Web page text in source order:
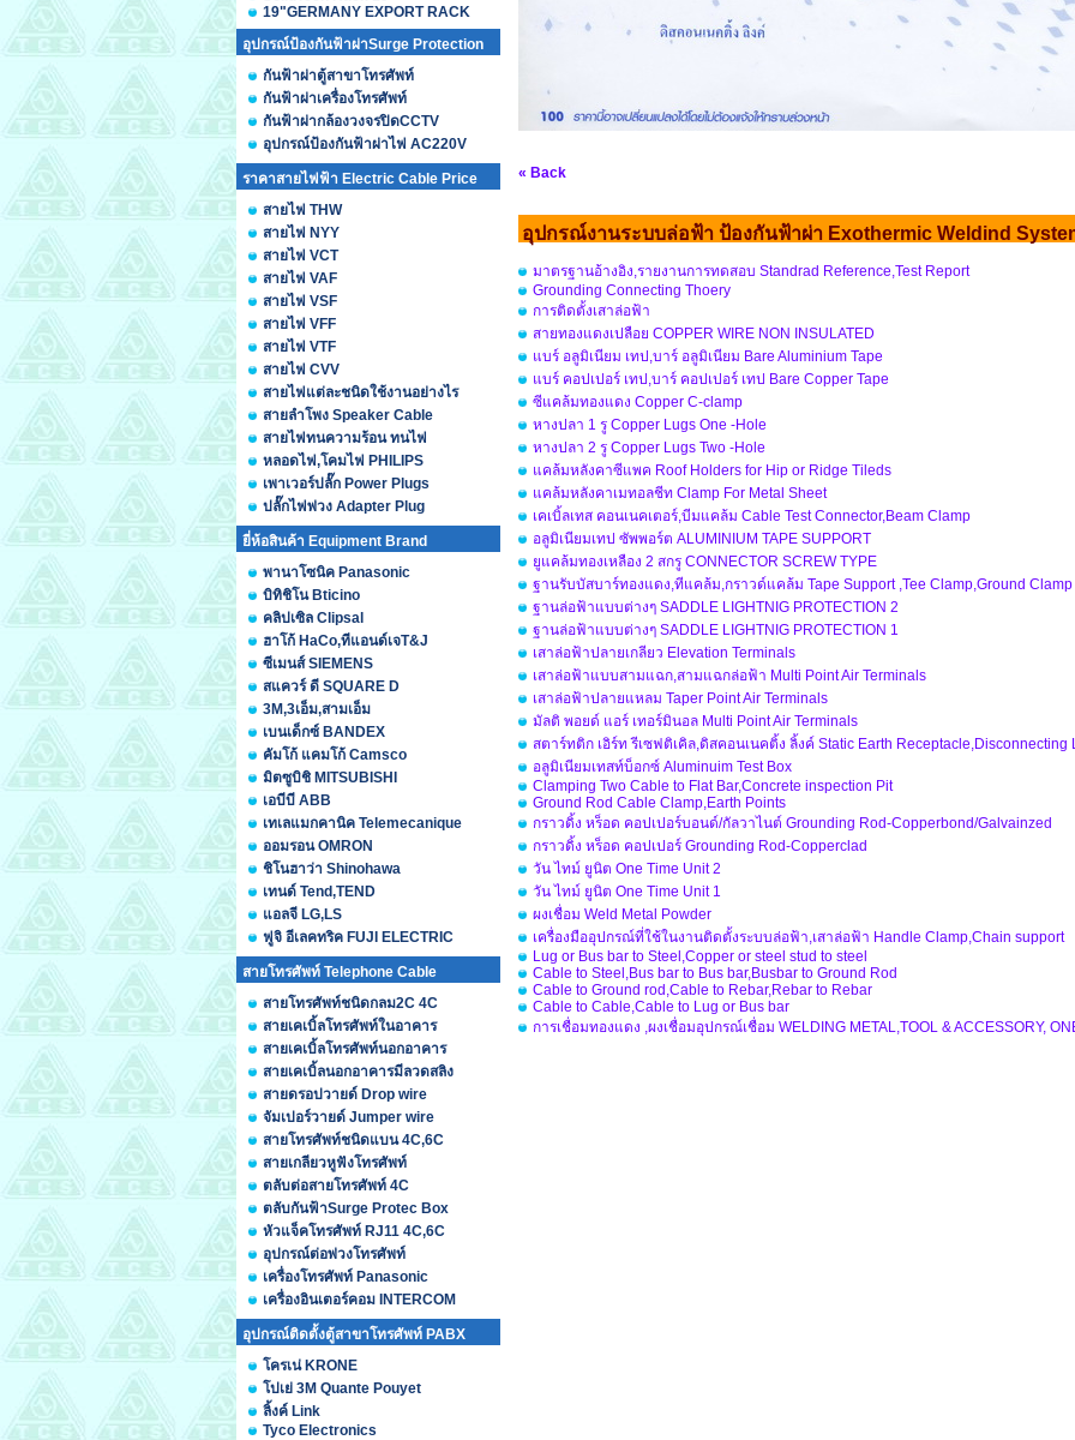
19"GERMANY EXPORT RACK
อุปกรณ์ป้องกันฟ้าผ่าSurge Protection
กันฟ้าผ่าตู้สาขาโทรศัพท์
กันฟ้าผ่าเครื่องโทรศัพท์
กันฟ้าผ่ากล้องวงจรปิดCCTV
อุปกรณ์ป้องกันฟ้าผ่าไฟ AC220V
ราคาสายไฟฟ้า Electric Cable Price
สายไฟ THW
สายไฟ NYY
สายไฟ VCT
สายไฟ VAF
สายไฟ VSF
สายไฟ VFF
สายไฟ VTF
สายไฟ CVV
สายไฟแต่ละชนิดใช้งานอย่างไร
สายลำโพง Speaker Cable
สายไฟทนความร้อน ทนไฟ
หลอดไฟ,โคมไฟ PHILIPS
เพาเวอร์ปลั๊ก Power Plugs
ปลั๊กไฟพ่วง Adapter Plug
ยี่ห้อสินค้า Equipment Brand
พานาโซนิค Panasonic
บิทิชิโน Bticino
คลิปเซิล Clipsal
ฮาโก้ HaCo,ทีแอนด์เจT&J
ซีเมนส์ SIEMENS
สแควร์ ดี SQUARE D
3M,3เอ็ม,สามเอ็ม
เบนเด็กซ์ BANDEX
คัมโก้ แคมโก้ Camsco
มิตซูบิชิ MITSUBISHI
เอบีบี ABB
เทเลแมกคานิค Telemecanique
ออมรอน OMRON
ชิโนฮาว่า Shinohawa
เทนด์ Tend,TEND
แอลจี LG,LS
ฟูจิ อีเลคทริค FUJI ELECTRIC
สายโทรศัพท์ Telephone Cable
สายโทรศัพท์ชนิดกลม2C 4C
สายเคเบิ้ลโทรศัพท์ในอาคาร
สายเคเบิ้ลโทรศัพท์นอกอาคาร
สายเคเบิ้ลนอกอาคารมีลวดสลิง
สายดรอปวายด์ Drop wire
จัมเปอร์วายด์ Jumper wire
สายโทรศัพท์ชนิดแบน 4C,6C
สายเกลียวหูฟังโทรศัพท์
ตลับต่อสายโทรศัพท์ 4C
ตลับกันฟ้าSurge Protec Box
หัวแจ็คโทรศัพท์ RJ11 4C,6C
อุปกรณ์ต่อพ่วงโทรศัพท์
เครื่องโทรศัพท์ Panasonic
เครื่องอินเตอร์คอม INTERCOM
อุปกรณ์ติดตั้งตู้สาขาโทรศัพท์ PABX
โครเน่ KRONE
โปเย่ 3M Quante Pouyet
ลิ้งค์ Link
Tyco Electronics
« Back
อุปกรณ์งานระบบล่อฟ้า ป้องกันฟ้าผ่า Exothermic Weldind
มาตรฐานอ้างอิง,รายงานการทดสอบ Standrad Reference,Test Report
Grounding Connecting Thoery
การติดตั้งเสาล่อฟ้า
สายทองแดงเปลือย COPPER WIRE NON INSULATED
แบร์ อลูมิเนียม เทป,บาร์ อลูมิเนียม Bare Aluminium Tape
แบร์ คอปเปอร์ เทป,บาร์ คอปเปอร์ เทป Bare Copper Tape
ซีแคล้มทองแดง Copper C-clamp
หางปลา 1 รู Copper Lugs One -Hole
หางปลา 2 รู Copper Lugs Two -Hole
แคล้มหลังคาซีแพค Roof Holders for Hip or Ridge Tileds
แคล้มหลังคาเมทอลชีท Clamp For Metal Sheet
เคเบิ้ลเทส คอนเนคเตอร์,บีมแคล้ม Cable Test Connector,Beam Clamp
อลูมิเนียมเทป ซัพพอร์ต ALUMINIUM TAPE SUPPORT
ยูแคล้มทองเหลือง 2 สกรู CONNECTOR SCREW TYPE
ฐานรับบัสบาร์ทองแดง,ทีแคล้ม,กราวด์แคล้ม Tape Support ,Tee Clamp,Ground Clamp
ฐานล่อฟ้าแบบต่างๆ SADDLE LIGHTNIG PROTECTION 2
ฐานล่อฟ้าแบบต่างๆ SADDLE LIGHTNIG PROTECTION 1
เสาล่อฟ้าปลายเกลียว Elevation Terminals
เสาล่อฟ้าแบบสามแฉก,สามแฉกล่อฟ้า Multi Point Air Terminals
เสาล่อฟ้าปลายแหลม Taper Point Air Terminals
มัลติ พอยด์ แอร์ เทอร์มินอล Multi Point Air Terminals
สตาร์ทติก เอิร์ท รีเซฟติเคิล,ดิสคอนเนคติ้ง ลิ้งค์ Static Earth Receptacle,Disconnecting
อลูมิเนียมเทสท์บ็อกซ์ Aluminuim Test Box
Clamping Two Cable to Flat Bar,Concrete inspection Pit
Ground Rod Cable Clamp,Earth Points
กราวดิ้ง หร็อด คอปเปอร์บอนด์/กัลวาไนต์ Grounding Rod-Copperbond/Galvainzed
กราวดิ้ง หร็อด คอปเปอร์ Grounding Rod-Copperclad
วัน ไทม์ ยูนิต One Time Unit 2
วัน ไทม์ ยูนิต One Time Unit 1
ผงเชื่อม Weld Metal Powder
เครื่องมืออุปกรณ์ที่ใช้ในงานติดตั้งระบบล่อฟ้า,เสาล่อฟ้า Handle Clamp,Chain support
Lug or Bus bar to Steel,Copper or steel stud to steel
Cable to Steel,Bus bar to Bus bar,Busbar to Ground Rod
Cable to Ground rod,Cable to Rebar,Rebar to Rebar
Cable to Cable,Cable to Lug or Bus bar
การเชื่อมทองแดง ,ผงเชื่อมอุปกรณ์เชื่อม WELDING METAL,TOOL & ACCESSORY,